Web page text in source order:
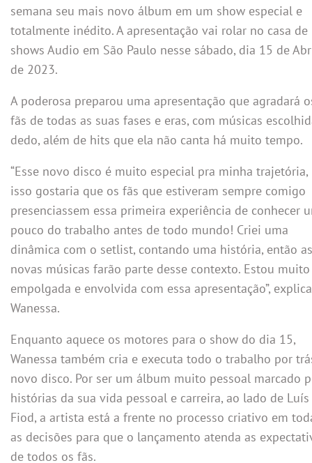
semana seu mais novo álbum em um show especial e
totalmente inédito. A apresentação vai rolar no casa de
shows Audio em São Paulo nesse sábado, dia 15 de
de 2023.
A poderosa preparou uma apresentação que agradará
fãs de todas as suas fases e eras, com músicas
dedo, além de hits que ela não canta há muito tempo.
“Esse novo disco é muito especial pra minha trajetória,
isso gostaria que os fãs que estiveram sempre comigo
presenciassem essa primeira experiência de conhecer
pouco do trabalho antes de todo mundo! Criei uma
dinâmica com o setlist, contando uma história, então as
novas músicas farão parte desse contexto. Estou muito
empolgada e envolvida com essa apresentação”, explica
Wanessa.
Enquanto aquece os motores para o show do dia 15,
Wanessa também cria e executa todo o trabalho por
novo disco. Por ser um álbum muito pessoal marcado
histórias da sua vida pessoal e carreira, ao lado de Luís
Fiod, a artista está a frente no processo criativo em
as decisões para que o lançamento atenda as
de todos os fãs.